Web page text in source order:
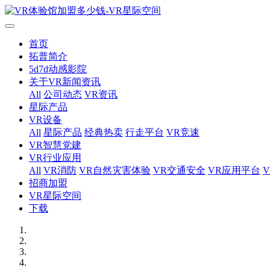
首页
拓普简介
5d7d动感影院
关于VR新闻资讯
All 公司动态 VR资讯
星际产品
VR设备
All 星际产品 经典热卖 行走平台 VR竞速
VR智慧党建
VR行业应用
All VR消防 VR自然灾害体验 VR交通安全 VR应用平台
招商加盟
VR星际空间
下载